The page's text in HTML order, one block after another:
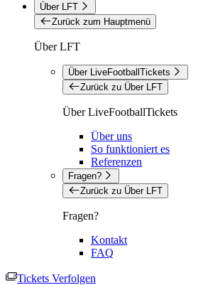
Über LFT
Zurück zum Hauptmenü
Über LFT
Über LiveFootballTickets
Zurück zu Über LFT
Über LiveFootballTickets
Über uns
So funktioniert es
Referenzen
Fragen?
Zurück zu Über LFT
Fragen?
Kontakt
FAQ
Tickets Verfolgen